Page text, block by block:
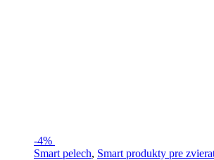
-4%
Smart pelech, Smart produkty pre